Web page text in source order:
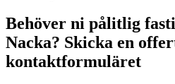
Behöver ni pålitlig
Nacka? Skicka en
kontaktformuläret